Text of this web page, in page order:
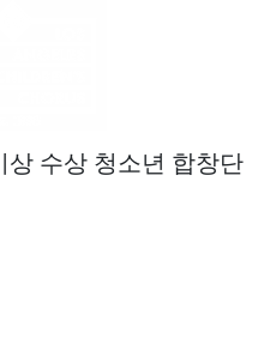
수상 청소년 합창단